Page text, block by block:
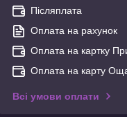
Післяплата
Оплата на рахунок
Оплата на картку
Оплата на карту
Всі умови оплати